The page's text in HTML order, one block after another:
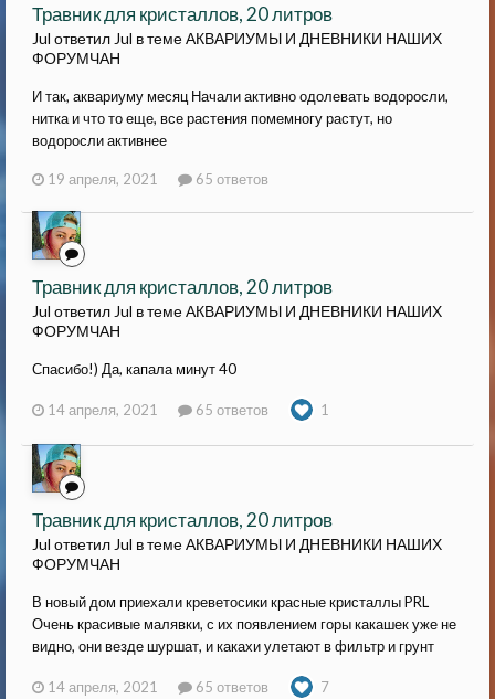
Травник для кристаллов, 20 литров
Jul ответил Jul в темеАКВАРИУМЫ И ДНЕВНИКИ НАШИХ
ФОРУМЧАН
И так, аквариуму месяц Начали активно одолевать водоросли,
нитка и что то еще, все растения помемногу растут, но
водоросли активнее
19 апреля, 2021 65 ответов
Травник для кристаллов, 20 литров
Jul ответил Jul в темеАКВАРИУМЫ И ДНЕВНИКИ НАШИХ
ФОРУМЧАН
Спасибо!) Да, капала минут 40
14 апреля, 2021 65 ответов 1
Травник для кристаллов, 20 литров
Jul ответил Jul в темеАКВАРИУМЫ И ДНЕВНИКИ НАШИХ
ФОРУМЧАН
В новый дом приехали креветосики красные кристаллы PRL
Очень красивые малявки, с их появлением горы какашек уже не
видно, они везде шуршат, и какахи улетают в фильтр и грунт
14 апреля, 2021 65 ответов 7